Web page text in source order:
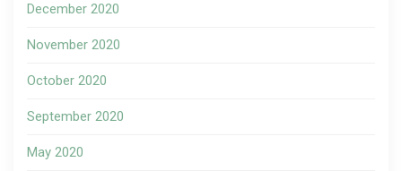
December 2020
November 2020
October 2020
September 2020
May 2020